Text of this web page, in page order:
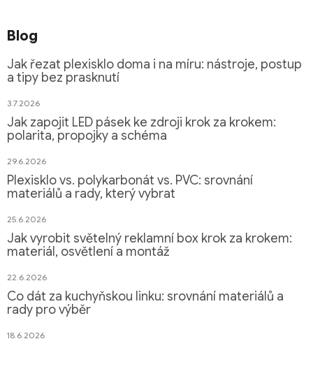
Blog
Jak řezat plexisklo doma i na míru: nástroje, postup
a tipy bez prasknutí
3.7.2026
Jak zapojit LED pásek ke zdroji krok za krokem:
polarita, propojky a schéma
29.6.2026
Plexisklo vs. polykarbonát vs. PVC: srovnání
materiálů a rady, který vybrat
25.6.2026
Jak vyrobit světelný reklamní box krok za krokem:
materiál, osvětlení a montáž
22.6.2026
Co dát za kuchyňskou linku: srovnání materiálů a
rady pro výběr
18.6.2026